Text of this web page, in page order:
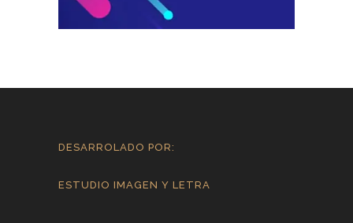
DESARROLADO POR:
ESTUDIO IMAGEN Y LETRA